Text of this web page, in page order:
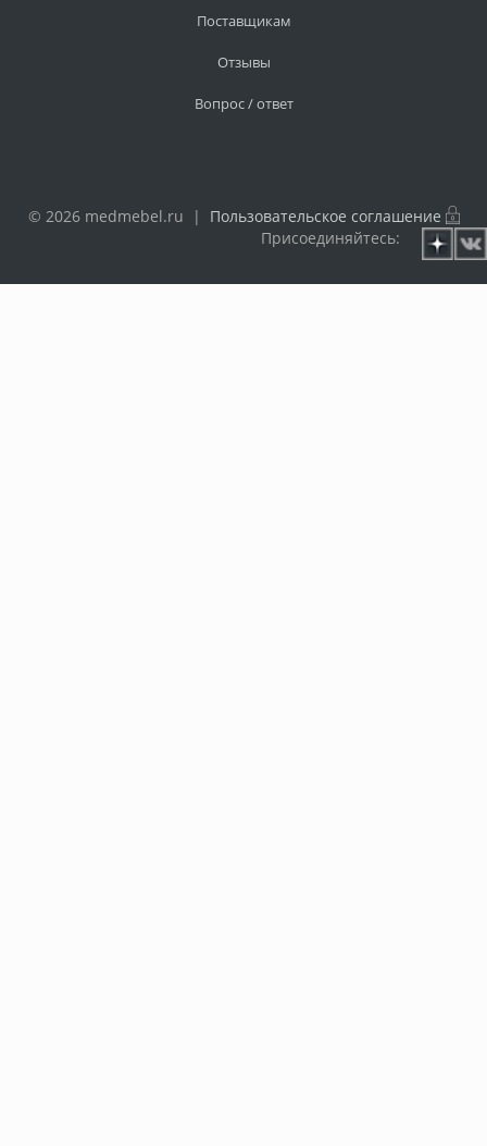
Поставщикам
Отзывы
Вопрос / ответ
© 2026 medmebel.ru | Пользовательское соглашение
Присоединяйтесь: